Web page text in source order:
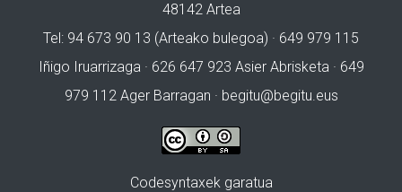
48142 Artea
Tel: 94 673 90 13 (Arteako bulegoa) · 649 979 115
Iñigo Iruarrizaga · 626 647 923 Asier Abrisketa · 649
979 112 Ager Barragan · begitu@begitu.eus
Codesyntaxek garatua